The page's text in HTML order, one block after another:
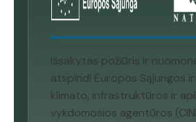
Išsakytas požiūris ir
atspindi Europos Sąjungos
klimato, infrastruktūros ir
vykdomosios agentūros